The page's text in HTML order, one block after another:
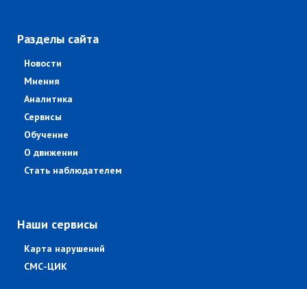
Разделы сайта
Новости
Мнения
Аналитика
Сервисы
Обучение
О движении
Стать наблюдателем
Наши сервисы
Карта нарушений
СМС-ЦИК